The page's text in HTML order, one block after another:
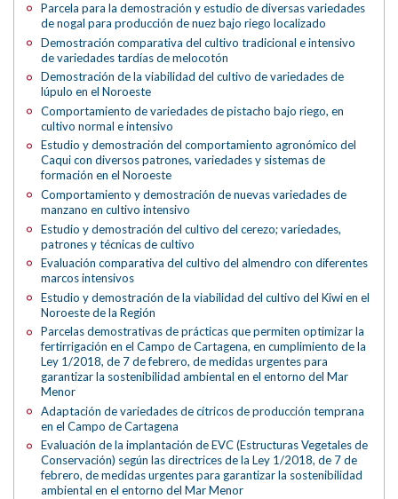
Parcela para la demostración y estudio de diversas variedades
de nogal para producción de nuez bajo riego localizado
Demostración comparativa del cultivo tradicional e intensivo
de variedades tardías de melocotón
Demostración de la viabilidad del cultivo de variedades de
lúpulo en el Noroeste
Comportamiento de variedades de pistacho bajo riego, en
cultivo normal e intensivo
Estudio y demostración del comportamiento agronómico del
Caqui con diversos patrones, variedades y sistemas de
formación en el Noroeste
Comportamiento y demostración de nuevas variedades de
manzano en cultivo intensivo
Estudio y demostración del cultivo del cerezo; variedades,
patrones y técnicas de cultivo
Evaluación comparativa del cultivo del almendro con diferentes
marcos intensivos
Estudio y demostración de la viabilidad del cultivo del Kiwi en el
Noroeste de la Región
Parcelas demostrativas de prácticas que permiten optimizar la
fertirrigación en el Campo de Cartagena, en cumplimiento de la
Ley 1/2018, de 7 de febrero, de medidas urgentes para
garantizar la sostenibilidad ambiental en el entorno del Mar
Menor
Adaptación de variedades de cítricos de producción temprana
en el Campo de Cartagena
Evaluación de la implantación de EVC (Estructuras Vegetales de
Conservación) según las directrices de la Ley 1/2018, de 7 de
febrero, de medidas urgentes para garantizar la sostenibilidad
ambiental en el entorno del Mar Menor